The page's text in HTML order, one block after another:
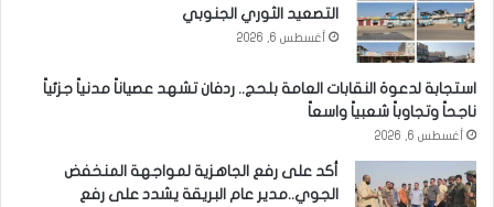
التصعيد الثوري الجنوبي
أغسطس 6, 2026
استجابة لدعوة النقابات العامة بلحج.. ردفان تشهد عصياناً مدنياً جزئياً
ناجحاً وتجاوباً شعبياً واسعاً
أغسطس 6, 2026
أكد على رفع الجاهزية لمواجهة المنخفض
الجوي..مدير عام البريقة يشدد على رفع